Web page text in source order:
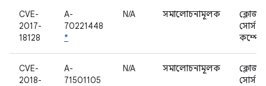
CVE-
2017-
18128
A-
70221448
*
N/A সমালোচনামূলক
ক্লোজড
সোর্স
CVE-
2018-
A-
71501105
N/A সমালোচনামূলক
ক্লোজড
সোর্স